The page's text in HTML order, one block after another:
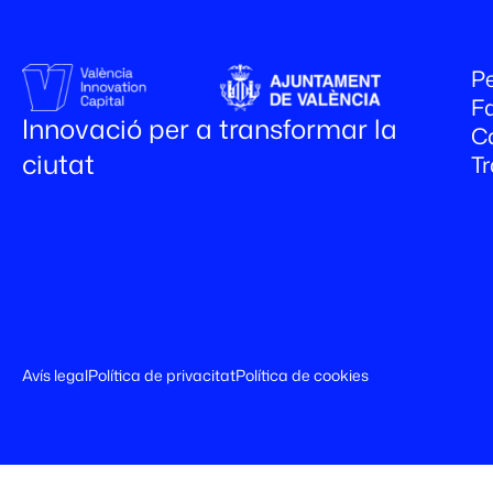
Innovació per a transformar la
ciutat
Avís legalPolítica de privacitatPolítica de cookies